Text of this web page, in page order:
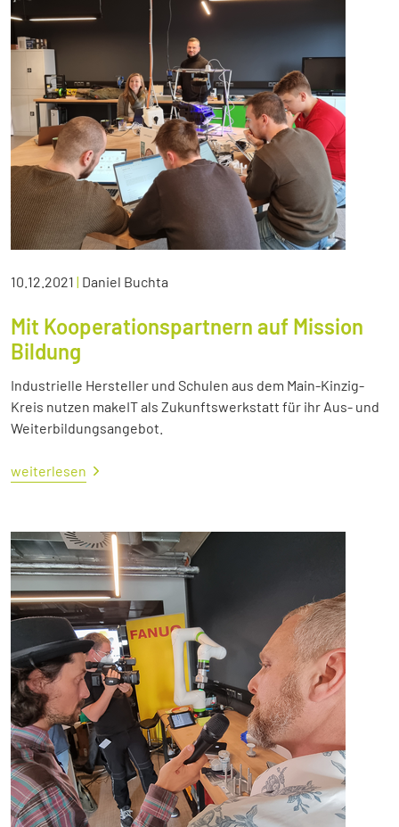
10.12.2021 | Daniel Buchta
Mit Kooperationspartnern auf Mission
Bildung
Industrielle Hersteller und Schulen aus dem Main-Kinzig-
Kreis nutzen makeIT als Zukunftswerkstatt für ihr Aus- und
Weiterbildungsangebot.
weiterlesen